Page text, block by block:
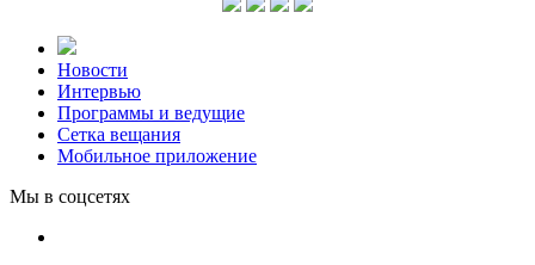
Новости
Интервью
Программы и ведущие
Сетка вещания
Мобильное приложение
Мы в соцсетях